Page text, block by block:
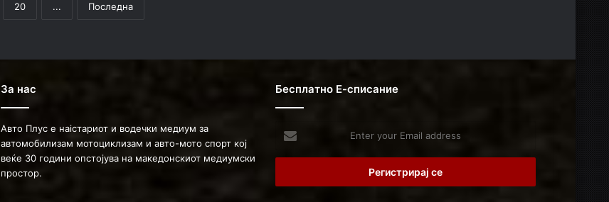
20 ... Последна
За нас
Авто Плус е наістариот и водечки медиум за
автомобилизам мотоциклизам и авто-мото спорт кој
веќе 30 години опстојува на македонскиот медиумски
простор.
Бесплатно Е-списание
Enter
your
Email